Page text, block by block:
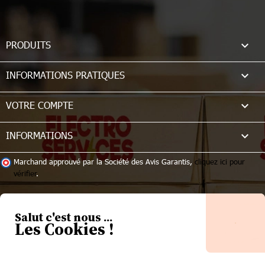
PRODUITS 
INFORMATIONS PRATIQUES 
VOTRE COMPTE 
INFORMATIONS keyboard_arrow_down
Salut c'est nous ...
Les Cookies !
Marchand approuvé par la Société des Avis Garantis, cliquez ici pour
vérifier.